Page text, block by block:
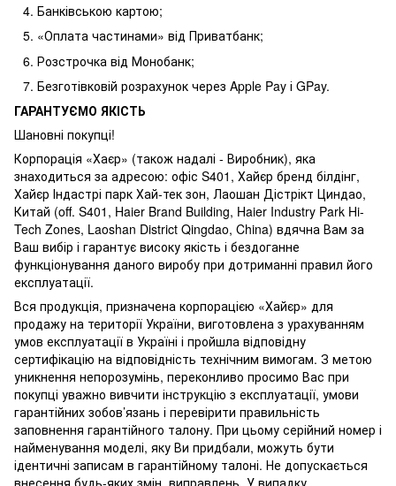
Банківською картою;
«Оплата частинами» від Приватбанк;
Розстрочка від Монобанк;
Безготівковій розрахунок через Apple Pay і GPay.
ГАРАНТУЄМО ЯКІСТЬ
Шановні покупці!
Корпорація «Хаєр» (також надалі - Виробник), яка
знаходиться за адресою: офіс S401, Хайєр бренд білдінг,
Хайєр Індастрі парк Хай-тек зон, Лаошан Дістрікт Циндао,
Китай (off. S401, Haier Brand Building, Haier Industry Park Hi-
Tech Zones, Laoshan District Qingdao, China) вдячна Вам за
Ваш вибір і гарантує високу якість і бездоганне
функціонування даного виробу при дотриманні правил його
експлуатації.
Вся продукція, призначена корпорацією «Хайєр» для
продажу на території України, виготовлена з урахуванням
умов експлуатації в Україні і пройшла відповідну
сертифікацію на відповідність технічним вимогам. З метою
уникнення непорозумінь, переконливо просимо Вас при
покупці уважно вивчити інструкцію з експлуатації, умови
гарантійних зобов’язань і перевірити правильність
заповнення гарантійного талону. При цьому серійний номер і
найменування моделі, яку Ви придбали, можуть бути
ідентичні записам в гарантійному талоні. Не допускається